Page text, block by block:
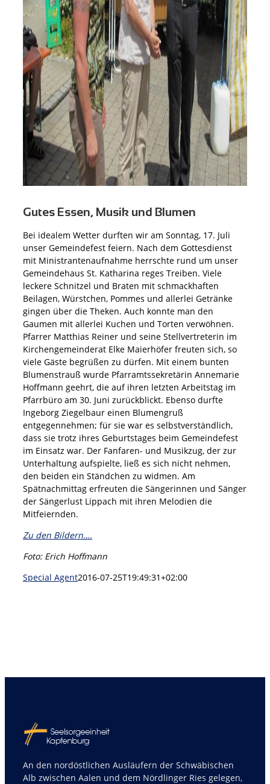
Gutes Essen, Musik und Blumen
Bei idealem Wetter durften wir am Sonntag, 17. Juli
unser Gemeindefest feiern. Nach dem Gottesdienst
mit Ministrantenaufnahme herrschte rund um unser
Gemeindehaus St. Katharina reges Treiben. Viele
leckere Schnitzel und Braten mit schmackhaften
Beilagen, Würstchen, Pommes und allerlei Getränke
gingen über die Theken. Auch konnte man den
Gaumen mit allerlei Kuchen und Torten verwöhnen.
Pfarrer Matthias Reiner und seine Stellvertreterin im
Kirchengemeinderat Elke Maierhöfer freuten sich, so
viele Gäste begrüßen zu dürfen. Mit einem bunten
Blumenstrauß wurde Pfarramtssekretärin Annemarie
Hoffmann geehrt, die auf ihren letzten Arbeitstag im
Pfarrbüro am 30. Juni zurückblickt. Ebenso durfte
Ingeborg Ziegelbaur einen Blumengruß
entgegennehmen; für sie war es selbstverständlich,
dass sie trotz ihres Geburtstages beim Gemeindefest
im Einsatz war. Der Fanfaren- und Musikzug, der zur
Unterhaltung aufspielte, ließ es sich nicht nehmen,
den beiden ein Ständchen zu widmen. Am
Spätnachmittag erfreuten die Sängerinnen und Sänger
der Sängerlust Lippach mit ihren Melodien die
Mitfeiernden.
Zu den Bildern….
Foto: Erich Hoffmann
Special Agent2016-07-25T19:49:31+02:00
An den nordöstlichen Ausläufern der Schwäbischen
Alb zwischen Aalen und dem Nördlinger Ries gelegen,